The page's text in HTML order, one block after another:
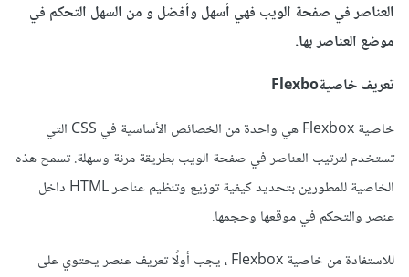
العناصر في صفحة الويب فهي أسهل وأفضل و من السهل التحكم في
موضع العناصر بها.
تعريف خاصيةFlexbo
خاصية Flexbox هي واحدة من الخصائص الأساسية في CSS التي
تستخدم لترتيب العناصر في صفحة الويب بطريقة مرنة وسهلة. تسمح هذه
الخاصية للمطورين بتحديد كيفية توزيع وتنظيم عناصر HTML داخل
عنصر والتحكم في موقعها وحجمها.
للاستفادة من خاصية Flexbox ، يجب أولًا تعريف عنصر يحتوي على